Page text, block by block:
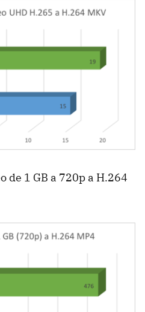
de 1 GB a 720p a H.264